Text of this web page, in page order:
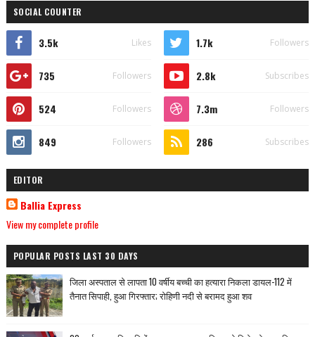
SOCIAL COUNTER
3.5k Likes 1.7k Followers
735 Followers 2.8k Subscribes
524 Followers 7.3m Followers
849 Followers 286 Subscribes
EDITOR
Ballia Express
View my complete profile
POPULAR POSTS LAST 30 DAYS
जिला अस्पताल से लापता 10 वर्षीय बच्ची का हत्यारा निकला डायल-112 में
तैनात सिपाही, हुआ गिरफ्तार; रोहिणी नदी से बरामद हुआ शव